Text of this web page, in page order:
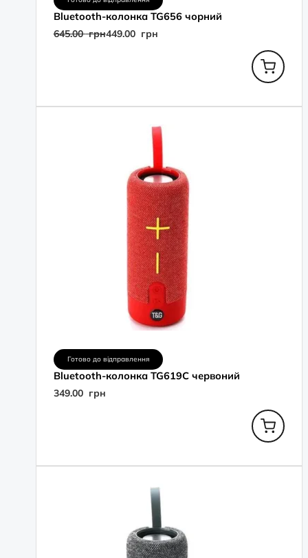
Bluetooth-колонка TG656 чорний
645.00грн449.00 грн
Готово до відправлення
Bluetooth-колонка TG619C червоний
349.00 грн